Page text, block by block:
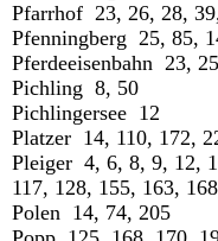
Pfarrhof 23, 26, 28,
Pfenningberg 25, 85,
Pferdeeisenbahn 23, 25
Pichling 8, 50
Pichlingersee 12
Platzer 14, 110, 172,
Pleiger 4, 6, 8, 9, 12,
117, 128, 155, 163,
Polen 14, 74, 205